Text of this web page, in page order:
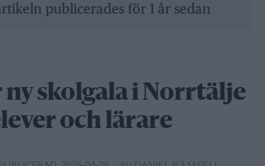
publicerades för 1 år sedan
skolgala i Norrtälje
och lärare